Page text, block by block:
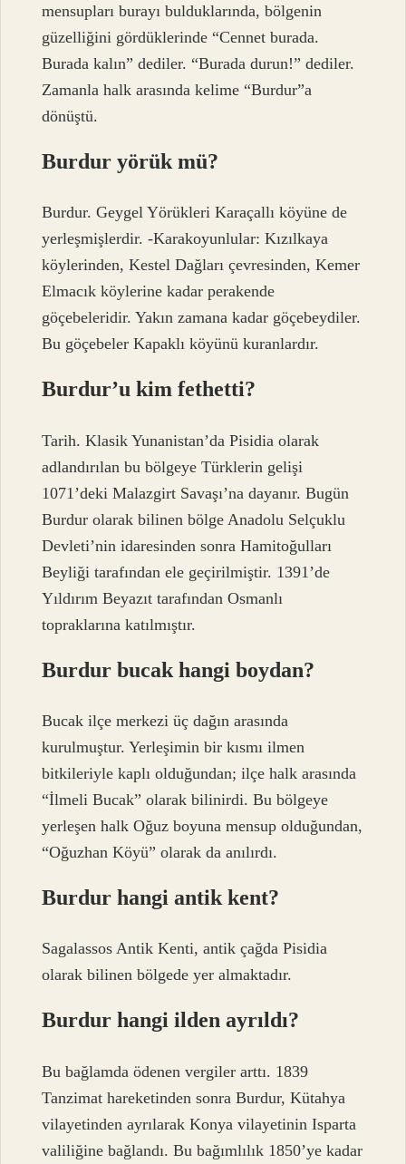
mensupları burayı bulduklarında, bölgenin
güzelliğini gördüklerinde “Cennet burada.
Burada kalın” dediler. “Burada durun!” dediler.
Zamanla halk arasında kelime “Burdur”a
dönüştü.
Burdur yörük mü?
Burdur. Geygel Yörükleri Karaçallı köyüne de
yerleşmişlerdir. -Karakoyunlular: Kızılkaya
köylerinden, Kestel Dağları çevresinden, Kemer
Elmacık köylerine kadar perakende
göçebeleridir. Yakın zamana kadar göçebeydiler.
Bu göçebeler Kapaklı köyünü kuranlardır.
Burdur’u kim fethetti?
Tarih. Klasik Yunanistan’da Pisidia olarak
adlandırılan bu bölgeye Türklerin gelişi
1071’deki Malazgirt Savaşı’na dayanır. Bugün
Burdur olarak bilinen bölge Anadolu Selçuklu
Devleti’nin idaresinden sonra Hamitoğulları
Beyliği tarafından ele geçirilmiştir. 1391’de
Yıldırım Beyazıt tarafından Osmanlı
topraklarına katılmıştır.
Burdur bucak hangi boydan?
Bucak ilçe merkezi üç dağın arasında
kurulmuştur. Yerleşimin bir kısmı ilmen
bitkileriyle kaplı olduğundan; ilçe halk arasında
“İlmeli Bucak” olarak bilinirdi. Bu bölgeye
yerleşen halk Oğuz boyuna mensup olduğundan,
“Oğuzhan Köyü” olarak da anılırdı.
Burdur hangi antik kent?
Sagalassos Antik Kenti, antik çağda Pisidia
olarak bilinen bölgede yer almaktadır.
Burdur hangi ilden ayrıldı?
Bu bağlamda ödenen vergiler arttı. 1839
Tanzimat hareketinden sonra Burdur, Kütahya
vilayetinden ayrılarak Konya vilayetinin Isparta
valiliğine bağlandı. Bu bağımlılık 1850’ye kadar